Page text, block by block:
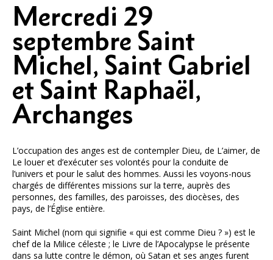
Mercredi 29
septembre Saint
Michel, Saint Gabriel
et Saint Raphaël,
Archanges
L’occupation des anges est de contempler Dieu, de L’aimer, de
Le louer et d’exécuter ses volontés pour la conduite de
l’univers et pour le salut des hommes. Aussi les voyons-nous
chargés de différentes missions sur la terre, auprès des
personnes, des familles, des paroisses, des diocèses, des
pays, de l’Église entière.
Saint Michel (nom qui signifie « qui est comme Dieu ? ») est le
chef de la Milice céleste ; le Livre de l’Apocalypse le présente
dans sa lutte contre le démon, où Satan et ses anges furent